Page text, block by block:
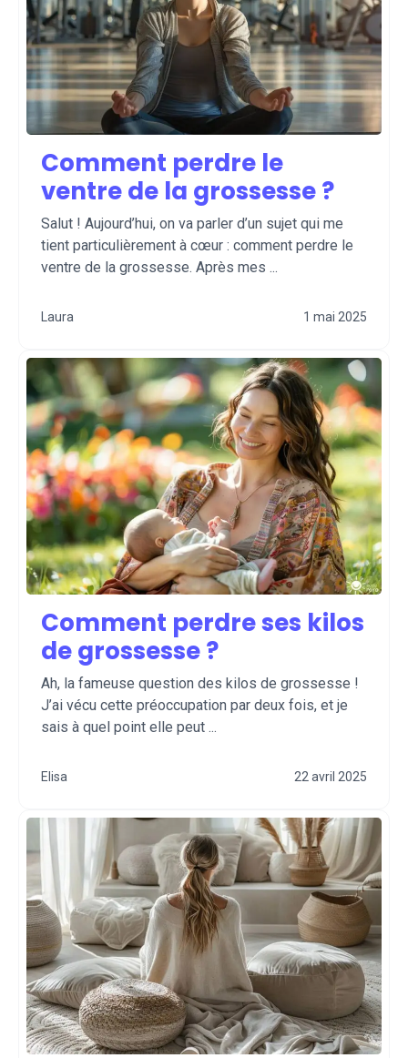
Comment perdre le
ventre de la grossesse ?
Salut ! Aujourd’hui, on va parler d’un sujet qui me
tient particulièrement à cœur : comment perdre le
ventre de la grossesse. Après mes ...
Laura 1 mai 2025
Comment perdre ses kilos
de grossesse ?
Ah, la fameuse question des kilos de grossesse !
J’ai vécu cette préoccupation par deux fois, et je
sais à quel point elle peut ...
Elisa 22 avril 2025